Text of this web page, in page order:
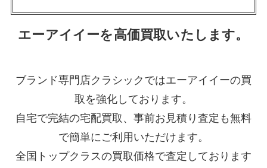
エーアイイーを高価買取いたします。
ブランド専門店クラシックではエーアイイーの買
取を強化しております。
自宅で完結の宅配買取、事前お見積り査定も無料
で簡単にご利用いただけます。
全国トップクラスの買取価格で査定しております